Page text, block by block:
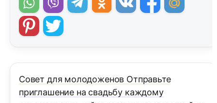
Совет для молодоженов Отправьте
приглашение на свадьбу каждому